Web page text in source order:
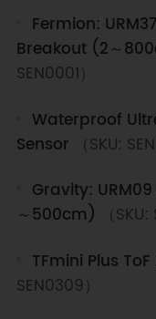
Fermion:
Breakout (2～
SEN0001）
Waterproof
Sensor
（SKU:
Gravity:
～500cm)
（
TFmini Plus
SEN0309）